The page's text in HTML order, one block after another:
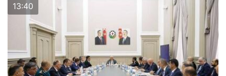
13:40